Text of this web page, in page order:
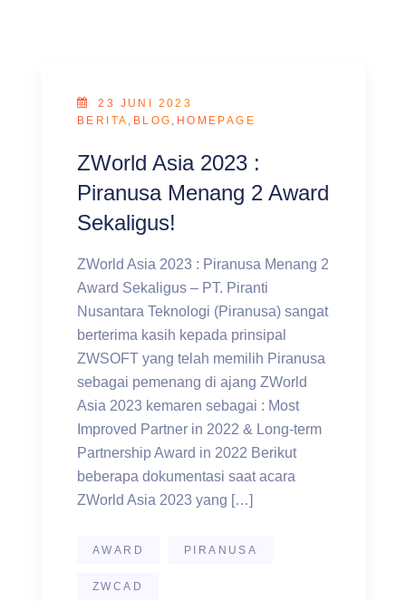
23 JUNI 2023
BERITA
BLOG HOMEPAGE
ZWorld Asia 2023 :
Piranusa Menang 2 Award
Sekaligus!
ZWorld Asia 2023 : Piranusa Menang 2
Award Sekaligus – PT. Piranti
Nusantara Teknologi (Piranusa) sangat
berterima kasih kepada prinsipal
ZWSOFT yang telah memilih Piranusa
sebagai pemenang di ajang ZWorld
Asia 2023 kemaren sebagai : Most
Improved Partner in 2022 & Long-term
Partnership Award in 2022 Berikut
beberapa dokumentasi saat acara
ZWorld Asia 2023 yang […]
AWARD PIRANUSA
ZWCAD